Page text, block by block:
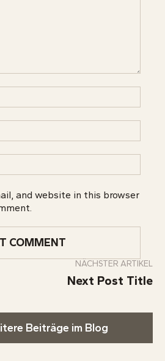
and website in this browser
NÄCHSTER ARTIKEL
Next Post Title
Beiträge im Blog